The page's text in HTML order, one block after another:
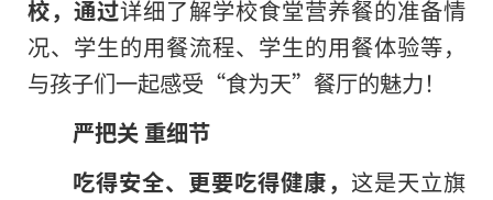
校，通过详细了解学校食堂营养餐的准备情
况、学生的用餐流程、学生的用餐体验等，
与孩子们一起感受“食为天”餐厅的魅力！
严把关重细节
吃得安全、更要吃得健康， 这是天立旗